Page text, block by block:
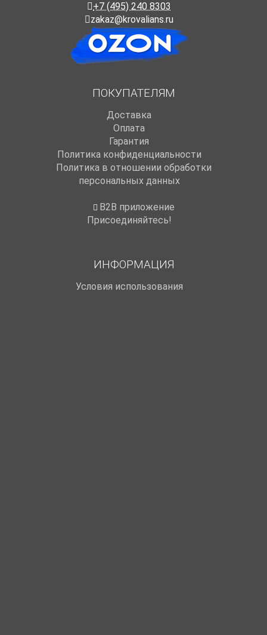
+7 (495) 240 8303
zakaz@krovalians.ru
ПОКУПАТЕЛЯМ
Доставка
Оплата
Гарантия
Политика конфиденциальности
Политика в отношении обработки
персональных данных
B2B приложение
Присоединяйтесь!
ИНФОРМАЦИЯ
Условия использования